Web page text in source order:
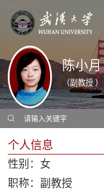
陈小月
（副教授 ）
个人信息
性别：女
职称：副教授